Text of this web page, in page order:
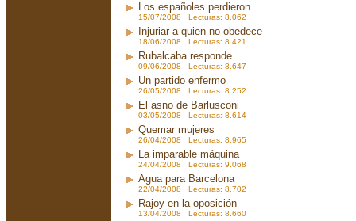
Los españoles perdieron
15/07/2008 Lecturas: 8.062
Injuriar a quien no obedece
18/06/2008 Lecturas: 8.421
Rubalcaba responde
09/06/2008 Lecturas: 8.647
Un partido enfermo
26/05/2008 Lecturas: 8.252
El asno de Barlusconi
03/05/2008 Lecturas: 8.614
Quemar mujeres
26/04/2008 Lecturas: 8.965
La imparable máquina
24/04/2008 Lecturas: 9.068
Agua para Barcelona
22/04/2008 Lecturas: 8.702
Rajoy en la oposición
13/04/2008 Lecturas: 8.660